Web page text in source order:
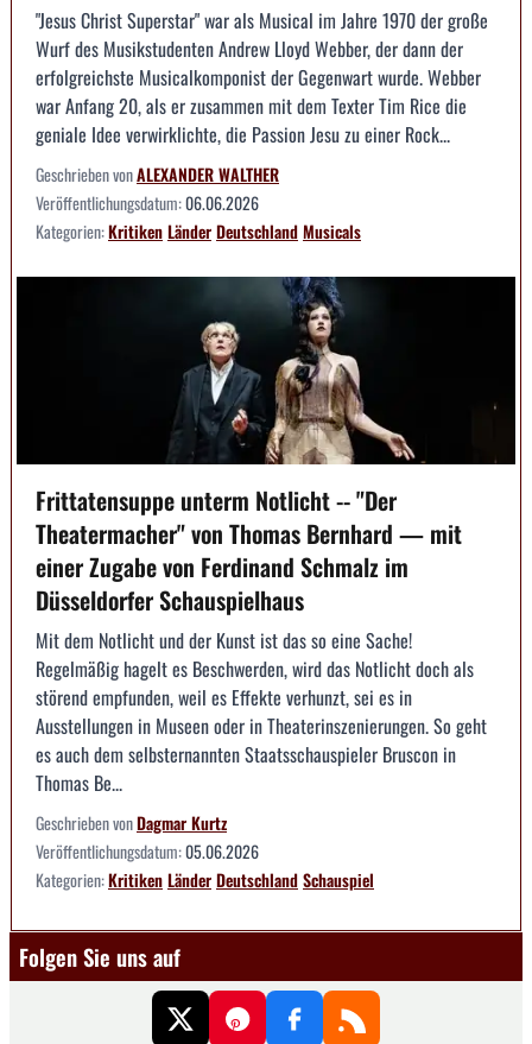
"Jesus Christ Superstar" war als Musical im Jahre 1970 der große
Wurf des Musikstudenten Andrew Lloyd Webber, der dann der
erfolgreichste Musicalkomponist der Gegenwart wurde. Webber
war Anfang 20, als er zusammen mit dem Texter Tim Rice die
geniale Idee verwirklichte, die Passion Jesu zu einer Rock...
Geschrieben vonALEXANDER WALTHER
Veröffentlichungsdatum:06.06.2026
Kategorien:KritikenLänderDeutschlandMusicals
Frittatensuppe unterm Notlicht -- "Der
Theatermacher" von Thomas Bernhard — mit
einer Zugabe von Ferdinand Schmalz im
Düsseldorfer Schauspielhaus
Mit dem Notlicht und der Kunst ist das so eine Sache!
Regelmäßig hagelt es Beschwerden, wird das Notlicht doch als
störend empfunden, weil es Effekte verhunzt, sei es in
Ausstellungen in Museen oder in Theaterinszenierungen. So geht
es auch dem selbsternannten Staatsschauspieler Bruscon in
Thomas Be...
Geschrieben vonDagmar Kurtz
Veröffentlichungsdatum:05.06.2026
Kategorien:KritikenLänderDeutschlandSchauspiel
Folgen Sie uns auf